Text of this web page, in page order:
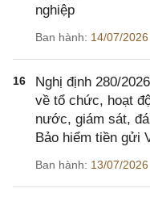
nghiệp
Ban hành: 14/07/2026
16
Nghị định 280/
về tổ chức, hoạt
nước, giám sát,
Bảo hiểm tiền gửi
Ban hành: 13/07/2026